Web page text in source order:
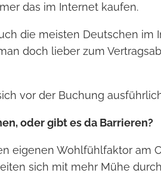
das im Internet kaufen.
die meisten Deutschen im
doch lieber zum
vor der Buchung
oder gibt es da Barrieren?
eigenen Wohlfühlfaktor am
sich mit mehr Mühe